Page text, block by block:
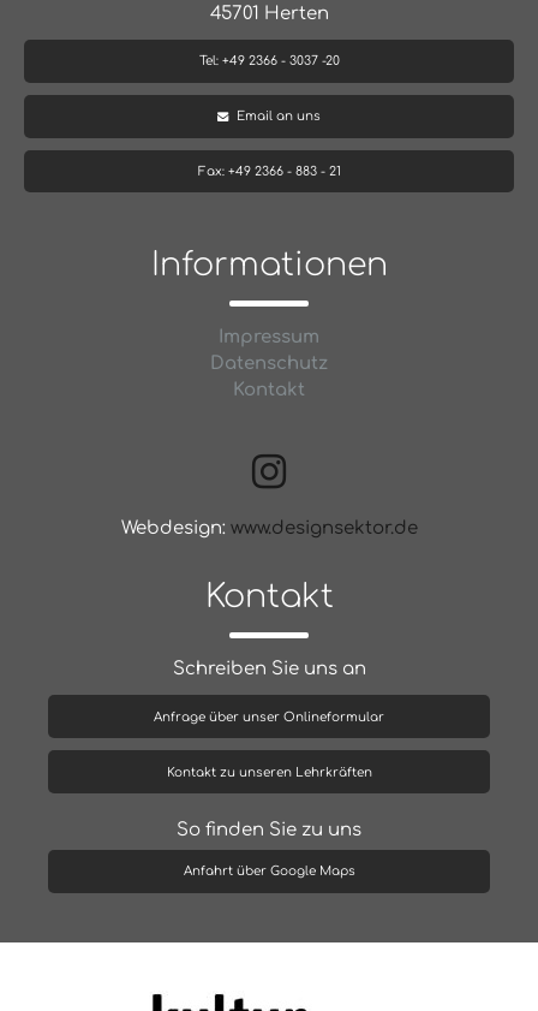
45701 Herten
Tel: +49 2366 - 3037 -20
Email an uns
Fax: +49 2366 - 883 - 21
Informationen
Impressum
Datenschutz
Kontakt
Webdesign: www.designsektor.de
Kontakt
Schreiben Sie uns an
Anfrage über unser Onlineformular
Kontakt zu unseren Lehrkräften
So finden Sie zu uns
Anfahrt über Google Maps